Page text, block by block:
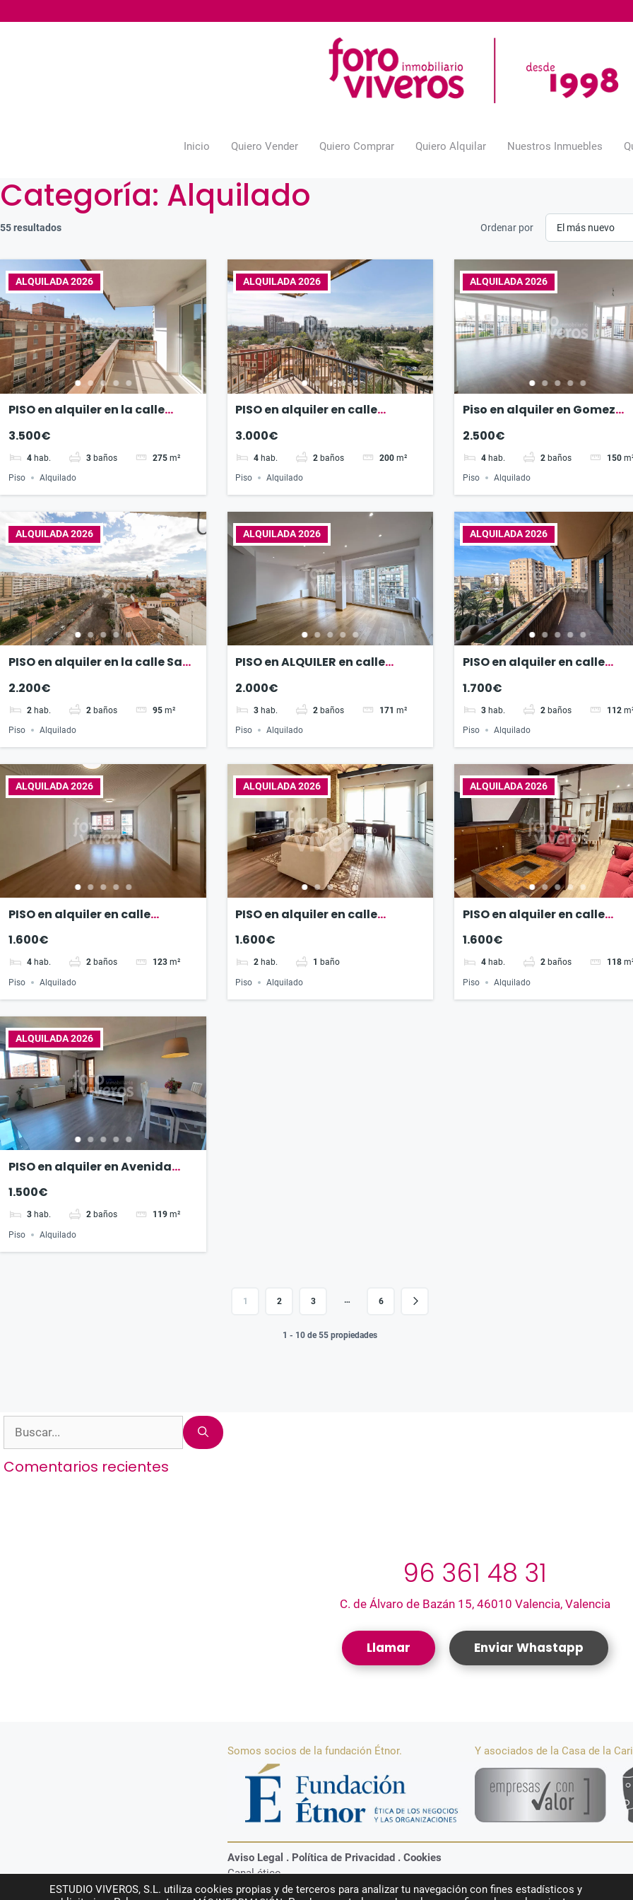
al
Inicio Quiero Vender Quiero Comprar Quiero Alquilar Nuestros Inmuebles
Categoría: Alquilado
55 resultados Ordenar por
ALQUILADA 2026
PISO en alquiler en la calle
3.500€
4 hab. 3 baños 275 m²
Piso Alquilado
ALQUILADA 2026
PISO en alquiler en calle
3.000€
4 hab. 2 baños 200 m²
Piso Alquilado
ALQUILADA 2026
Piso en alquiler en Gomez
2.500€
4 hab. 2 baños 150
Piso Alquilado
ALQUILADA 2026
PISO en alquiler en la calle San
2.200€
2 hab. 2 baños 95 m²
Piso Alquilado
ALQUILADA 2026
PISO en ALQUILER en calle
2.000€
3 hab. 2 baños 171 m²
Piso Alquilado
ALQUILADA 2026
PISO en alquiler en calle
1.700€
3 hab. 2 baños 112
Piso Alquilado
ALQUILADA 2026
PISO en alquiler en calle
Bachiller
1.600€
4 hab. 2 baños 123 m²
Piso Alquilado
ALQUILADA 2026
PISO en alquiler en calle
Corazón de Jesus
1.600€
2 hab. 1 baño
Piso Alquilado
ALQUILADA 2026
PISO en alquiler en calle
Enrique Navarro
1.600€
4 hab. 2 baños 118
Piso Alquilado
ALQUILADA 2026
PISO en alquiler en Avenida
Aragón
1.500€
3 hab. 2 baños 119 m²
Piso Alquilado
1 2 3 … 6
1 - 10 de 55 propiedades
Comentarios recientes
96 361 48 31
C. de Álvaro de Bazán 15, 46010 Valencia, Valencia
Llamar Enviar Whastapp
Somos socios de la fundación Étnor. Y asociados de la Casa de la
Aviso Legal . Política de Privacidad . Cookies
Canal ético.
Foro Inmobiliario Viveros © 2026
ESTUDIO VIVEROS, S.L. utiliza cookies propias y de terceros para analizar tu navegación con fines estadísticos y